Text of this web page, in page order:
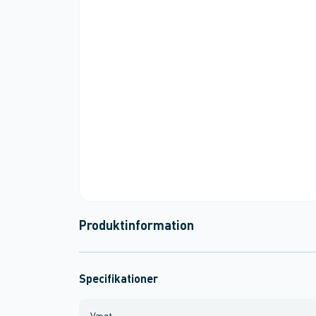
Produktinformation
Specifikationer